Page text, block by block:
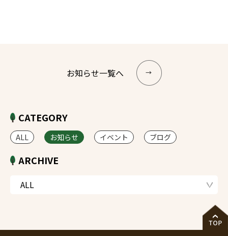
CATEGORY
ALL お知らせ イベント ブログ
ARCHIVE
お知らせ一覧へ